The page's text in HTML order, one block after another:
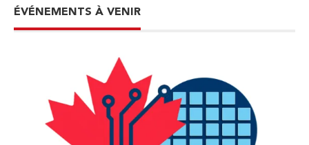
ÉVÉNEMENTS À VENIR